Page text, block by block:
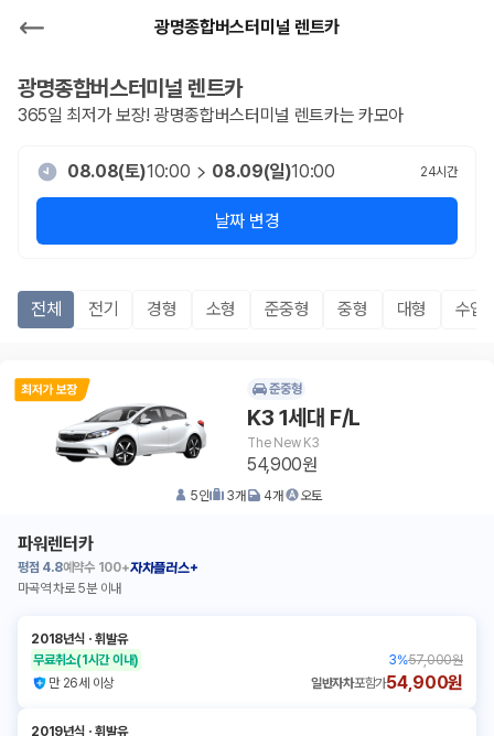
광명종합버스터미널 렌트카
광명종합버스터미널 렌트카
365일 최저가 보장!광명종합버스터미널 렌트카는 카모아
08.08(토)10:00 08.09(일)10:00 24시간
날짜 변경
전체 전기 경형 소형 준중형 중형 대형 수입
준중형
K3 1세대 F/L
The New K3
54,900원
5인 3개 4개 오토
파워렌터카
평점 4.8예약수 100+자차플러스+
마곡역 차로 5분 이내
2018년식 ㆍ휘발유
무료취소(1시간 이내) 3%57,000원
만 26세 이상
일반자차포함가54,900원
2019년식 ㆍ휘발유